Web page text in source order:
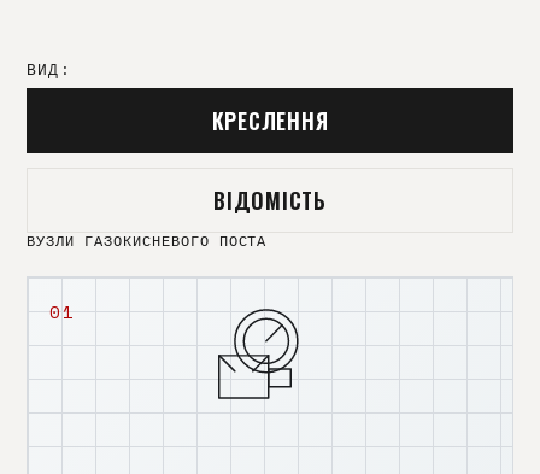
ВИД:
КРЕСЛЕННЯ
ВІДОМІСТЬ
ВУЗЛИ ГАЗОКИСНЕВОГО ПОСТА
01